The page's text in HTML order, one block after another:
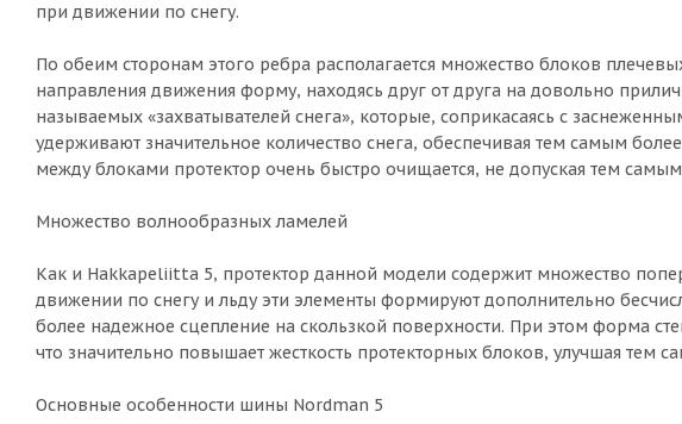
при движении по снегу.
По обеим сторонам этого ребра располагается множество блоков
направления движения форму, находясь друг от друга на довольно
называемых «захватывателей снега», которые, соприкасаясь с
удерживают значительное количество снега, обеспечивая тем самым
между блоками протектор очень быстро очищается, не допуская тем
Множество волнообразных ламелей
Как и Hakkapeliitta 5, протектор данной модели содержит множество
движении по снегу и льду эти элементы формируют дополнительно
более надежное сцепление на скользкой поверхности. При этом форма
что значительно повышает жесткость протекторных блоков, улучшая тем
Основные особенности шины Nordman 5